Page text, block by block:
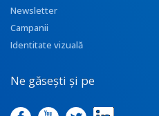
Newsletter
Campanii
Identitate vizuală
Ne găsești și pe